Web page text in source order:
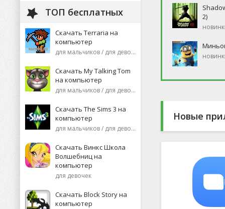
ТОП бесплатных
Скачать Terraria на
компьютер
для мальчиков / для девочек
Скачать My Talking Tom
на компьютер
для мальчиков / для девочек
Скачать The Sims 3 на
компьютер
для мальчиков / для девочек
Скачать Винкс Школа
Волшебниц на
компьютер
для девочек
Скачать Block Story на
компьютер
2)
Новые